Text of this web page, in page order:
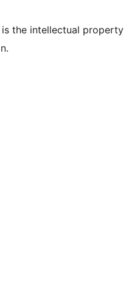
the intellectual property